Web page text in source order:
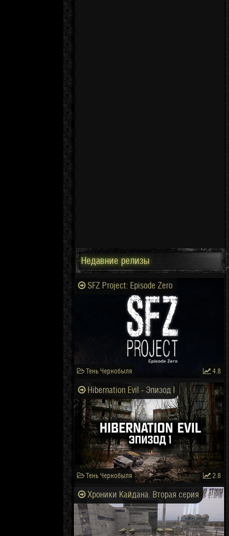
Недавние релизы
SFZ Project: Episode Zero
Тень Чернобыля 4.8
Hibernation Evil - Эпизод I
Тень Чернобыля 2.8
Хроники Кайдана. Вторая серия